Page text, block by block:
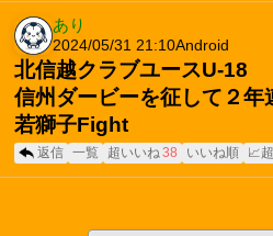
あり
2024/05/31 21:10Android
北信越クラブユースU-18
信州ダービーを征して２年
若獅子Fight
返信 一覧 超いいね 38 いいね順 📈